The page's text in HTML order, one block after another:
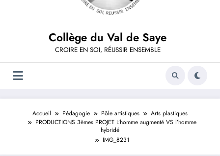
Collège du Val de Saye
CROIRE EN SOI, RÉUSSIR ENSEMBLE
Accueil Pédagogie Pôle artistiques
Arts plastiques
PRODUCTIONS 3èmes PROJET L’homme augmenté VS l’homme
hybridé
IMG_8231